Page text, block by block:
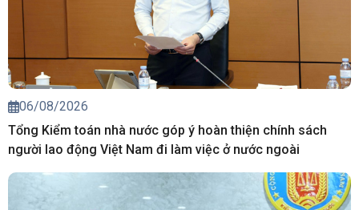
06/08/2026
Tổng Kiểm toán nhà nước góp ý hoàn thiện chính sách
người lao động Việt Nam đi làm việc ở nước ngoài